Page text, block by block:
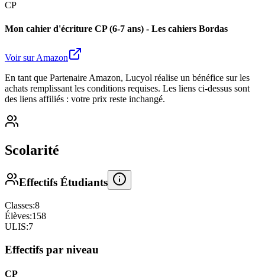
CP
Mon cahier d'écriture CP (6-7 ans) - Les cahiers Bordas
Voir sur Amazon
En tant que Partenaire Amazon, Lucyol réalise un bénéfice sur les
achats remplissant les conditions requises. Les liens ci-dessus sont
des liens affiliés : votre prix reste inchangé.
Scolarité
Effectifs Étudiants
Classes:8
Élèves:158
ULIS:7
Effectifs par niveau
CP